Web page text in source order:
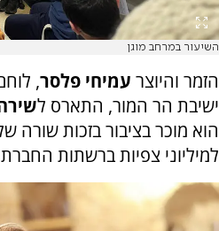
השיעור במרחב מוגן
הזמר והיוצר עמיחי פלסר,
ישיבת הר המור, התארס ל
הוא מוכר בציבור בזכות שורה
למיליוני צפיות ברשתות